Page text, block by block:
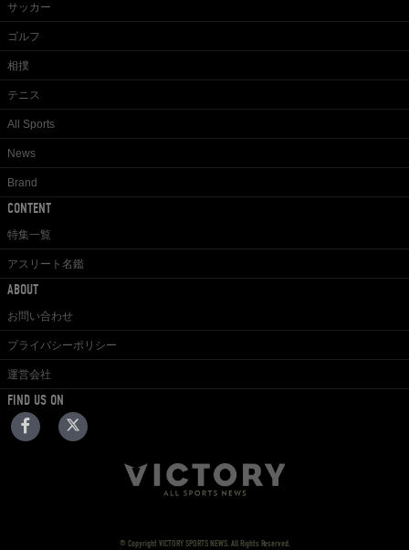
サッカー
ゴルフ
相撲
テニス
All Sports
News
Brand
CONTENT
特集一覧
アスリート名鑑
ABOUT
お問い合わせ
プライバシーポリシー
運営会社
FIND US ON
© Copyright VICTORY SPORTS NEWS. All Rights Reserved.